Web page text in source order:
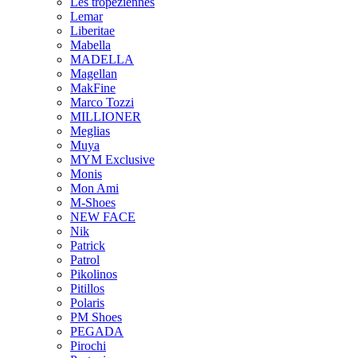
Lemar
Liberitae
Mabella
MADELLA
Magellan
MakFine
Marco Tozzi
MILLIONER
Meglias
Muya
MYM Exclusive
Monis
Mon Ami
M-Shoes
NEW FACE
Nik
Patrick
Patrol
Pikolinos
Pitillos
Polaris
PM Shoes
PEGADA
Pirochi